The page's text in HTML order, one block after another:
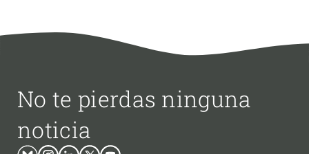
No te pierdas ninguna
noticia
BlueskyInstagram
LinkedinTwitterYoutube